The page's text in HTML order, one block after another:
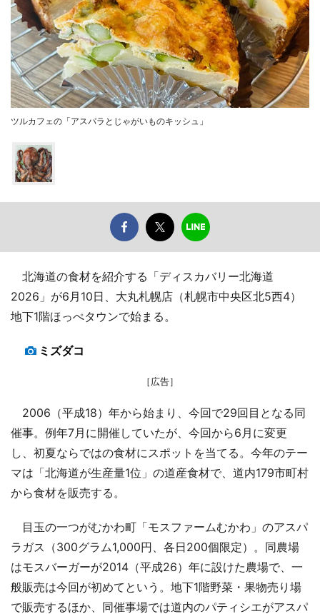
ツルカフェの「アスパラとじゃがいものキッシュ」
北海道の食材を紹介する「ディスカバリー北海道
2026」が6月10日、大丸札幌店（札幌市中央区北5西4）
地下1階ほっぺタウンで始まる。
ミズダコ
［広告］
2006（平成18）年から始まり、今回で29回目となる同
催事。例年7月に開催していたが、今回から6月に変更
し、初夏ならではの食材にスポットを当てる。今年のテー
マは「北海道が生産量1位」の道産食材で、道内179市町村
から食材を販売する。
目玉の一つがむかわ町「モスファームむかわ」のアスパ
ラガス（300グラム1,000円、各日200個限定）。同農場
はモスバーガーが2014（平成26）年に設けた農場で、一
般販売は今回が初めてという。地下1階野菜・果物売り場
で販売するほか、同催事場では道内のパティシエがアスパ